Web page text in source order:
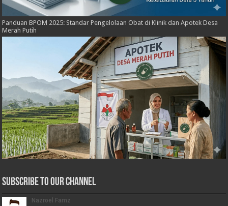
Panduan BPOM 2025: Standar Pengelolaan Obat di Klinik dan Apotek Desa
Merah Putih
Subscribe to our Channel